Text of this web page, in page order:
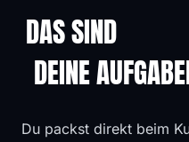
DAS SIND
DEINE
Du packst direkt beim